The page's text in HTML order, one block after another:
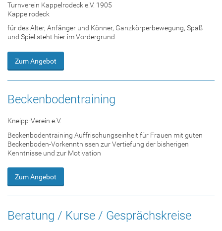
Turnverein Kappelrodeck e.V. 1905
Kappelrodeck
für des Alter, Anfänger und Könner, Ganzkörperbewegung, Spaß
und Spiel steht hier im Vordergrund
Zum Angebot
Beckenbodentraining
Kneipp-Verein e.V.
Beckenbodentraining Auffrischungseinheit für Frauen mit guten
Beckenboden-Vorkenntnissen zur Vertiefung der bisherigen
Kenntnisse und zur Motivation
Zum Angebot
Beratung / Kurse / Gesprächskreise